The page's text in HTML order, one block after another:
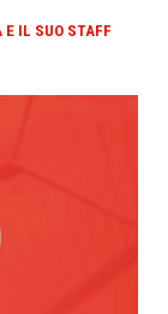
E IL SUO STAFF